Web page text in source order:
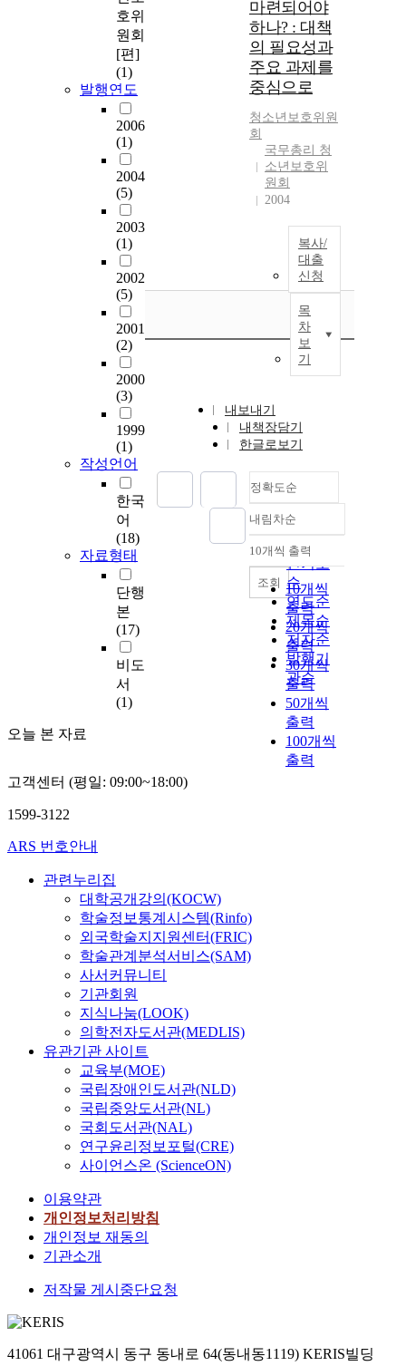
호위
원회
[편]
(1)
발행연도
2006
(1)
2004
(5)
2003
(1)
2002
(5)
2001
(2)
2000
(3)
1999
(1)
작성언어
한국
어
(18)
자료형태
단행
본
(17)
비도
서
(1)
오늘 본 자료
마련되어야
하나? : 대책
의 필요성과
주요 과제를
중심으로
청소년보호위원
회
국무총리 청
소년보호위
원회
2004
복사/
대출
신청
목
차
보
기
내보내기
내책장담기
한글로보기
정확도순
정확도
순
인기도
순
연도순
제목순
저자순
발행기
관순
내림차순
내림차순
10개씩 출력
10개씩
출력
20개씩
출력
30개씩
출력
50개씩
출력
100개씩
출력
조회
고객센터 (평일: 09:00~18:00)
1599-3122
ARS 번호안내
관련누리집
대학공개강의(KOCW)
학술정보통계시스템(Rinfo)
외국학술지지원센터(FRIC)
학술관계분석서비스(SAM)
사서커뮤니티
기관회원
지식나눔(LOOK)
의학전자도서관(MEDLIS)
유관기관 사이트
교육부(MOE)
국립장애인도서관(NLD)
국립중앙도서관(NL)
국회도서관(NAL)
연구윤리정보포털(CRE)
사이언스온 (ScienceON)
이용약관
개인정보처리방침
개인정보 재동의
기관소개
저작물 게시중단요청
41061 대구광역시 동구 동내로 64(동내동1119) KERIS빌딩